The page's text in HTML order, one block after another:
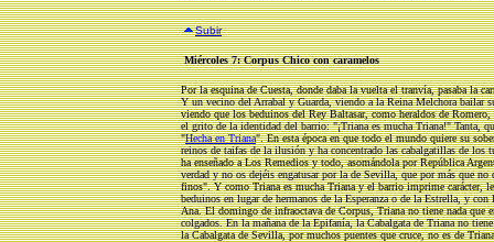
Subir
Miércoles 7: Corpus Chico con caramelos
Por la esquina de Cuesta, donde daba la vuelta el tranvía, pasaba la
Y un vecino del Arrabal y Guarda, viendo a la Reina Melchora bailar
viendo que los beduinos del Rey Baltasar, como heraldos de
el grito de la identidad del barrio: "¡Triana es mucha Triana!" Tanta,
"Hecha en Triana". En esta época en que todo el mundo quiere su
reinos de taifas de la ilusión y ha concentrado las cabalgatillas de los
ha enseñado a Los Remedios y todo, asomándola por República
verdad y no os dejéis engatusar por la de Sevilla, que por más que
finos". Y como Triana es mucha Triana y el barrio imprime carácter,
beduinos en lugar de hermanos de la Esperanza o de la Estrella, y
Ana. El domingo de infraoctava de Corpus, Triana no tiene nada que
colgados. En la mañana de la Epifanía, la Cabalgata de Triana no
la Cabalgata de Sevilla, por muchos puentes que cruce, no es de